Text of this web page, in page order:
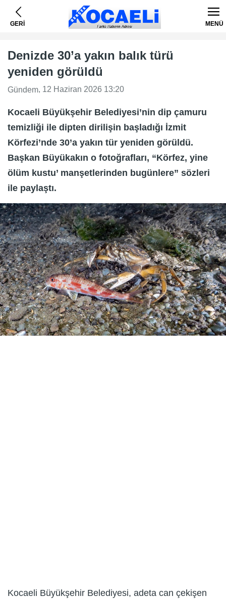
GERİ MENÜ
Denizde 30’a yakın balık türü
yeniden görüldü
Gündem, 12 Haziran 2026 13:20
Kocaeli Büyükşehir Belediyesi’nin dip çamuru
temizliği ile dipten dirilişin başladığı İzmit
Körfezi’nde 30’a yakın tür yeniden görüldü.
Başkan Büyükakın o fotoğrafları, “Körfez, yine
ölüm kustu’ manşetlerinden bugünlere” sözleri
ile paylaştı.
Kocaeli Büyükşehir Belediyesi, adeta can çekişen